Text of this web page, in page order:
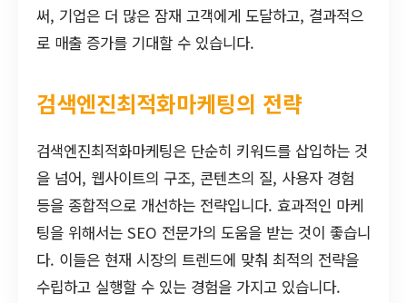
써, 기업은 더 많은 잠재 고객에게 도달하고, 결과적으
로 매출 증가를 기대할 수 있습니다.
검색엔진최적화마케팅의 전략
검색엔진최적화마케팅은 단순히 키워드를 삽입하는 것
을 넘어, 웹사이트의 구조, 콘텐츠의 질, 사용자 경험
등을 종합적으로 개선하는 전략입니다. 효과적인 마케
팅을 위해서는 SEO 전문가의 도움을 받는 것이 좋습니
다. 이들은 현재 시장의 트렌드에 맞춰 최적의 전략을
수립하고 실행할 수 있는 경험을 가지고 있습니다.